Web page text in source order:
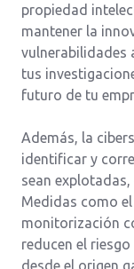
propiedad
mantener la
vulnerabilidades
tus
futuro de tu
Además, la
identificar y
sean
Medidas como
monitorización
reducen el
desde el origen